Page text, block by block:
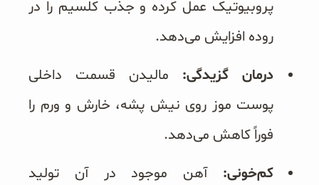
پروبیوتیک عمل کرده و جذب کلسیم را در
روده افزایش می‌دهد.
درمان گزیدگی: مالیدن قسمت داخلی
پوست موز روی نیش پشه، خارش و ورم را
فوراً کاهش می‌دهد.
کم‌خونی: آهن موجود در آن تولید